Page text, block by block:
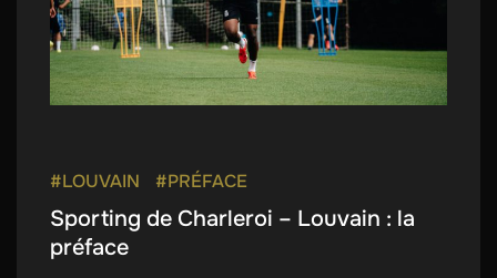
#LOUVAIN #PRÉFACE
Sporting de Charleroi – Louvain : la
préface